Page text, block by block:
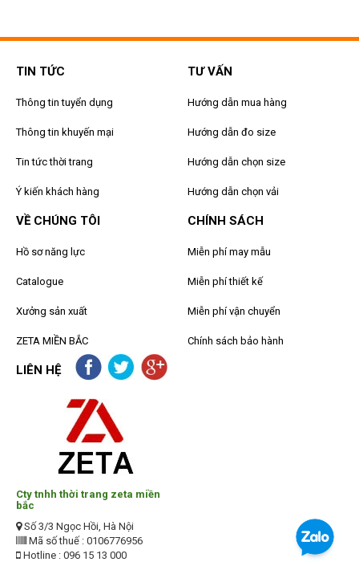
TIN TỨC
Thông tin tuyển dụng
Thông tin khuyến mại
Tin tức thời trang
Ý kiến khách hàng
TƯ VẤN
Hướng dẫn mua hàng
Hướng dẫn đo size
Hướng dẫn chọn size
Hướng dẫn chọn vải
VỀ CHÚNG TÔI
Hồ sơ năng lực
Catalogue
Xưởng sản xuất
ZETA MIỀN BẮC
CHÍNH SÁCH
Miễn phí may mẫu
Miễn phí thiết kế
Miễn phí vận chuyển
Chính sách bảo hành
LIÊN HỆ
Cty tnhh thời trang zeta miền
bắc
Số 3/3 Ngọc Hồi, Hà Nội
Mã số thuế : 0106776956
Hotline : 096 15 13 000